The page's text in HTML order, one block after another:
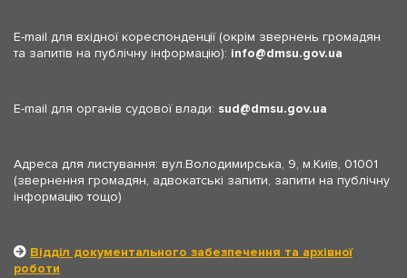
E-mail для вхідної кореспонденції (окрім звернень громадян
та запитів на публічну інформацію): info dmsu.gov.ua
E-mail для органів судової влади: sud dmsu.gov.ua
Адреса для листування: вул.Володимирська, 9, м.Київ, 01001
(звернення громадян, адвокатські запити, запити на публічну
інформацію тощо)
Відділ документального забезпечення та архівної
роботи